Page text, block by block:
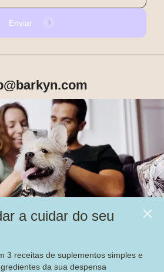
a cuidar do seu
3 receitas de suplementos simples e
da sua despensa
Enviar
4.000 avaliações no